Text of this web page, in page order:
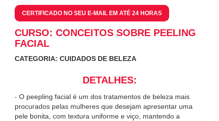
CERTIFICADO NO SEU E-MAIL EM ATÉ 24 HORAS
CURSO: CONCEITOS SOBRE PEELING
FACIAL
CATEGORIA: CUIDADOS DE BELEZA
DETALHES:
- O peepling facial é um dos tratamentos de beleza mais
procurados pelas mulheres que desejam apresentar uma
pele bonita, com textura uniforme e viço, mantendo a